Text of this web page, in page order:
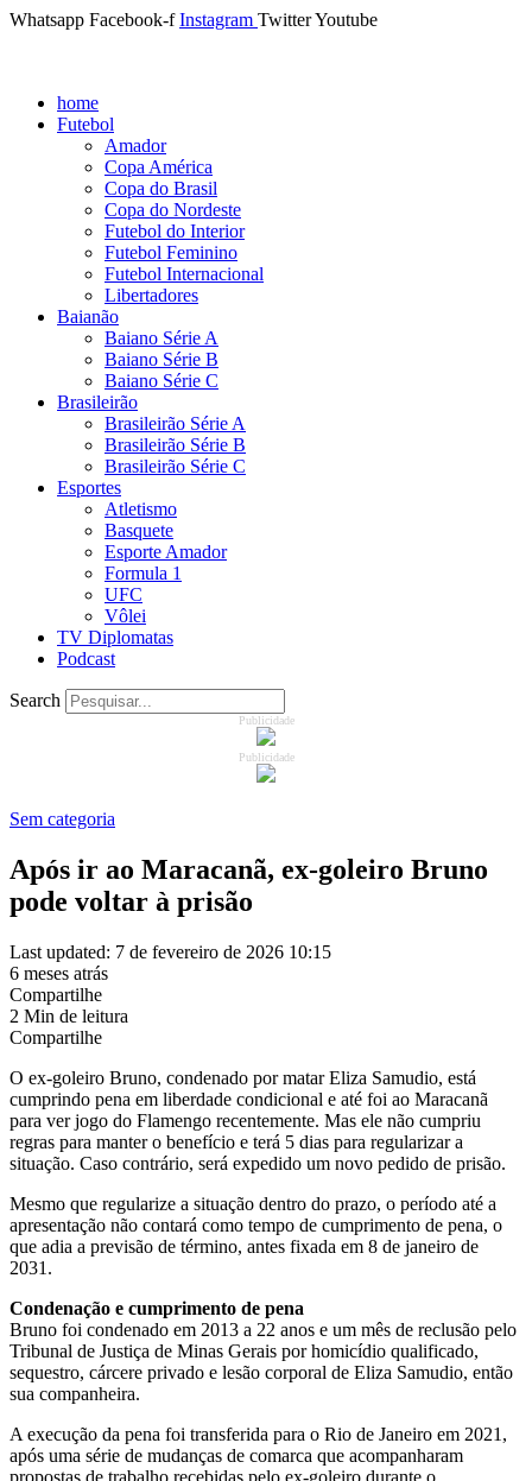
Whatsapp Facebook-f Instagram TwitterYoutube
home
Futebol
Amador
Copa América
Copa do Brasil
Copa do Nordeste
Futebol do Interior
Futebol Feminino
Futebol Internacional
Libertadores
Baianão
Baiano Série A
Baiano Série B
Baiano Série C
Brasileirão
Brasileirão Série A
Brasileirão Série B
Brasileirão Série C
Esportes
Atletismo
Basquete
Esporte Amador
Formula 1
UFC
Vôlei
TV Diplomatas
Podcast
Search
Publicidade
Publicidade
Sem categoria
Após ir ao Maracanã, ex-goleiro Bruno
pode voltar à prisão
Last updated: 7 de fevereiro de 2026 10:15
6 meses atrás
Compartilhe
2 Min de leitura
Compartilhe
O ex-goleiro Bruno, condenado por matar Eliza Samudio, está
cumprindo pena em liberdade condicional e até foi ao Maracanã
para ver jogo do Flamengo recentemente. Mas ele não cumpriu
regras para manter o benefício e terá 5 dias para regularizar a
situação. Caso contrário, será expedido um novo pedido de prisão.
Mesmo que regularize a situação dentro do prazo, o período até a
apresentação não contará como tempo de cumprimento de pena, o
que adia a previsão de término, antes fixada em 8 de janeiro de
2031.
Condenação e cumprimento de pena
Bruno foi condenado em 2013 a 22 anos e um mês de reclusão pelo
Tribunal de Justiça de Minas Gerais por homicídio qualificado,
sequestro, cárcere privado e lesão corporal de Eliza Samudio, então
sua companheira.
A execução da pena foi transferida para o Rio de Janeiro em 2021,
após uma série de mudanças de comarca que acompanharam
propostas de trabalho recebidas pelo ex-goleiro durante o